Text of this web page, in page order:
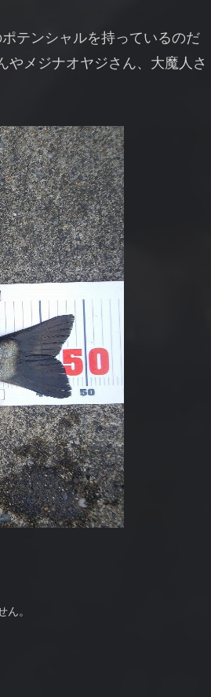
テンシャルを持っているのだ
やメジナオヤジさん、大魔人さ
。